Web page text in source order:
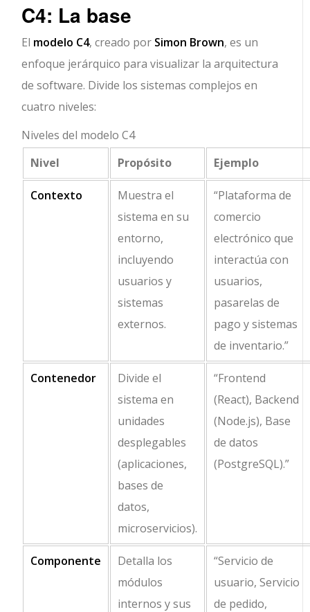
C4: La base
El modelo C4, creado por Simon Brown, es un
enfoque jerárquico para visualizar la arquitectura
de software. Divide los sistemas complejos en
cuatro niveles:
Niveles del modelo C4
Nivel
Propósito Ejemplo
Contexto
Muestra el
sistema en su
entorno,
incluyendo
usuarios y
sistemas
externos.
“Plataforma de
comercio
electrónico que
interactúa con
usuarios,
pasarelas de
pago y sistemas
de inventario.”
Contenedor
Divide el
sistema en
unidades
desplegables
(aplicaciones,
bases de
datos,
microservicios).
“Frontend
(React), Backend
(Node.js), Base
de datos
(PostgreSQL).”
Componente
Detalla los
módulos
internos y sus
“Servicio de
usuario, Servicio
de pedido,